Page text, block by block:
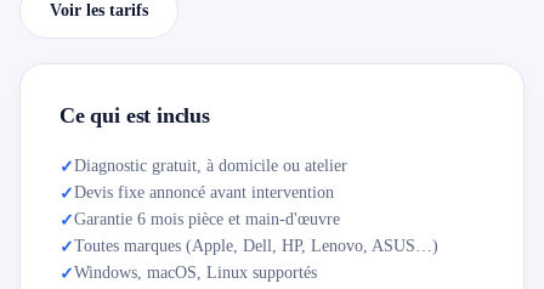
Voir les tarifs
Ce qui est inclus
✓Diagnostic gratuit, à domicile ou atelier
✓Devis fixe annoncé avant intervention
✓Garantie 6 mois pièce et main-d'œuvre
✓Toutes marques (Apple, Dell, HP, Lenovo, ASUS…)
✓Windows, macOS, Linux supportés